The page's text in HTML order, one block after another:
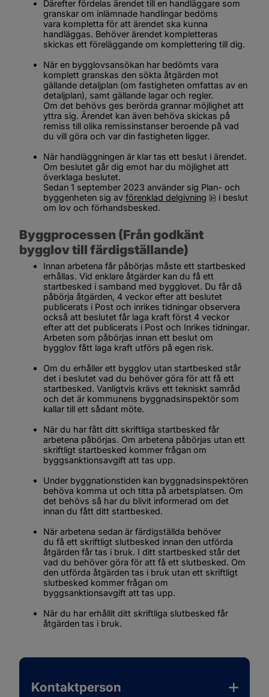
Därefter fördelas ärendet till en handläggare som
granskar om inlämnade handlingar bedöms
vara kompletta för att ärendet ska kunna
handläggas. Behöver ärendet kompletteras
skickas ett föreläggande om komplettering till dig.
När en bygglovsansökan har bedömts vara
komplett granskas den sökta åtgärden mot
gällande detaljplan (om fastigheten omfattas av en
detaljplan), samt gällande lagar och regler.
Om det behövs ges berörda grannar möjlighet att
yttra sig. Ärendet kan även behöva skickas på
remiss till olika remissinstanser beroende på vad
du vill göra och var din fastigheten ligger.
När handläggningen är klar tas ett beslut i ärendet.
Om beslutet går dig emot har du möjlighet att
överklaga beslutet.
Sedan 1 september 2023 använder sig Plan- och
byggenheten sig av förenklad delgivning pdf, 59.6
i beslut
om lov och förhandsbesked.
Byggprocessen (Från godkänt
bygglov till färdigställande)
Innan arbetena får påbörjas måste ett startbesked
erhållas. Vid enklare åtgärder kan du få ett
startbesked i samband med bygglovet. Du får då
påbörja åtgärden, 4 veckor efter att beslutet
publicerats i Post och inrikes tidningar observera
också att beslutet får laga kraft först 4 veckor
efter att det publicerats i Post och Inrikes tidningar.
Arbeten som påbörjas innan ett beslut om
bygglov fått laga kraft utförs på egen risk.
Om du erhåller ett bygglov utan startbesked står
det i beslutet vad du behöver göra för att få ett
startbesked. Vanligtvis krävs ett tekniskt samråd
och det är kommunens byggnadsinspektör som
kallar till ett sådant möte.
När du har fått ditt skriftliga startbesked får
arbetena påbörjas. Om arbetena påbörjas utan ett
skriftligt startbesked kommer frågan om
byggsanktionsavgift att tas upp.
Under byggnationstiden kan byggnadsinspektören
behöva komma ut och titta på arbetsplatsen. Om
det behövs så har du blivit informerad om det
innan du fått ditt startbesked.
När arbetena sedan är färdigställda behöver
du få ett skriftligt slutbesked innan den utförda
åtgärden får tas i bruk. I ditt startbesked står det
vad du behöver göra för att få ett slutbesked. Om
den utförda åtgärden tas i bruk utan ett skriftligt
slutbesked kommer frågan om
byggsanktionsavgift att tas upp.
När du har erhållit ditt skriftliga slutbesked får
åtgärden tas i bruk.
Kontaktperson